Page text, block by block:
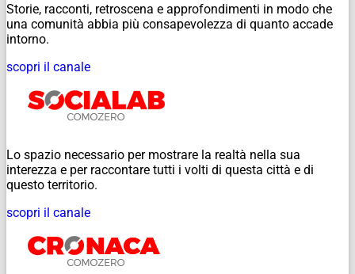
Storie, racconti, retroscena e approfondimenti in modo che
una comunità abbia più consapevolezza di quanto accade
intorno.
scopri il canale
Lo spazio necessario per mostrare la realtà nella sua
interezza e per raccontare tutti i volti di questa città e di
questo territorio.
scopri il canale